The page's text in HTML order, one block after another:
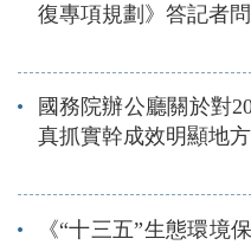
復專項規劃》答記者問
國務院辦公廳關於對
真抓實幹成效明顯地
《“十三五”生態環境